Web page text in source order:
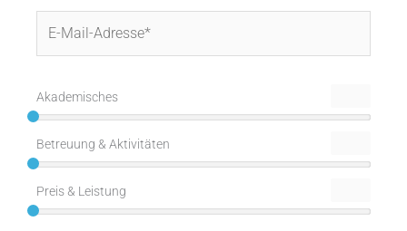
Mail-
Akademisches
Betreuung & Aktivitäten
Preis & Leistung